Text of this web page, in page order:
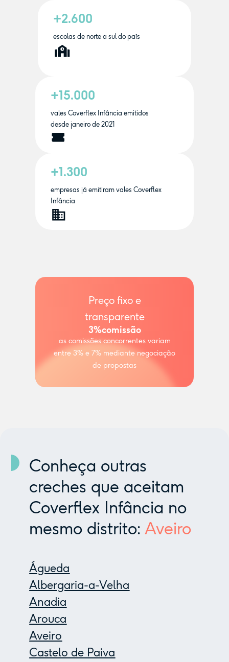
+2.600
escolas de norte a sul do país
+15.000
vales Coverflex Infância emitidos
desde janeiro de 2021
+1.300
empresas já emitiram vales Coverflex
Infância
Preço fixo e
transparente
3%comissão
as comissões concorrentes variam
entre 3% e 7% mediante negociação
de propostas
Conheça outras
creches que aceitam
Coverflex Infância no
mesmo distrito:Aveiro
Águeda
Albergaria-a-Velha
Anadia
Arouca
Aveiro
Castelo de Paiva